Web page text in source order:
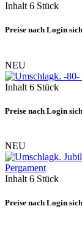
Inhalt 6 Stück
Preise nach Login
NEU
Inhalt 6 Stück
Preise nach Login
NEU
Pergament
Inhalt 6 Stück
Preise nach Login